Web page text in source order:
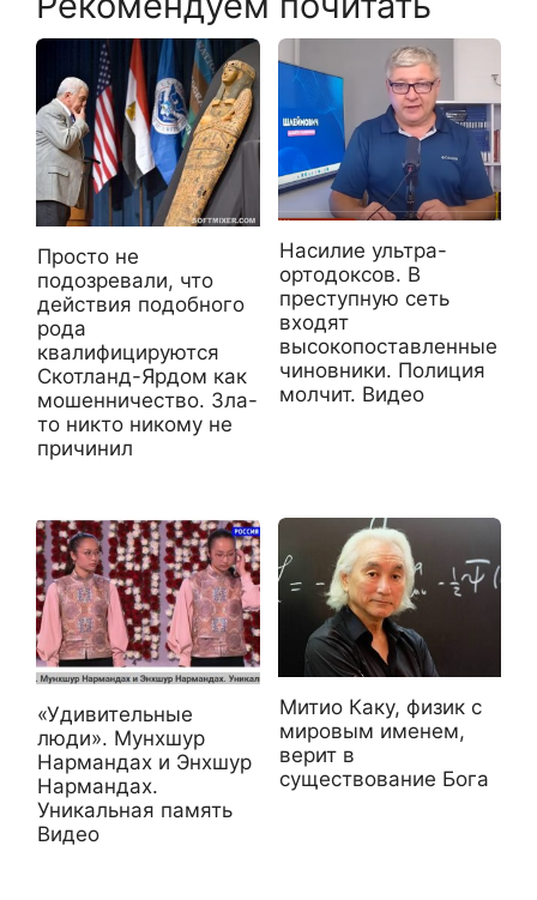
Просто не
подозревали, что
действия подобного
рода
квалифицируются
Скотланд-Ярдом как
мошенничество. Зла-
то никто никому не
причинил
Насилие ультра-
ортодоксов. В
преступную сеть
входят
высокопоставленные
чиновники. Полиция
молчит. Видео
«Удивительные
люди». Мунхшур
Нармандах и Энхшур
Нармандах.
Уникальная память
Видео
Митио Каку, физик с
мировым именем,
верит в
существование Бога